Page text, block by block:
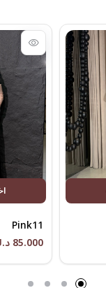
Pink11
85.000 د.ك